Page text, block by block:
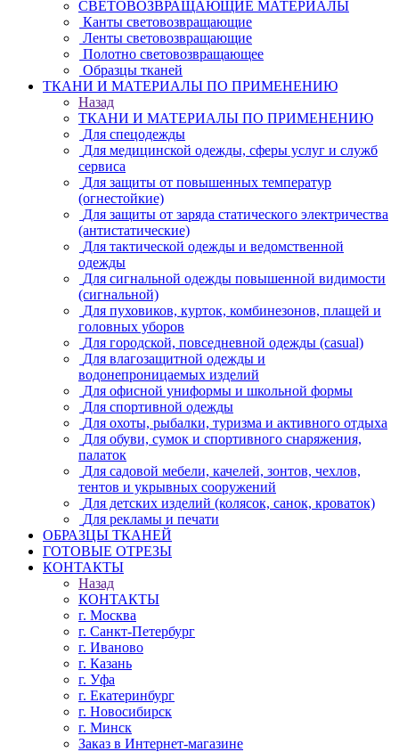
СВЕТОВОЗВРАЩАЮЩИЕ МАТЕРИАЛЫ
Канты световозвращающие
Ленты световозвращающие
Полотно световозвращающее
Образцы тканей
ТКАНИ И МАТЕРИАЛЫ ПО ПРИМЕНЕНИЮ
Назад
ТКАНИ И МАТЕРИАЛЫ ПО ПРИМЕНЕНИЮ
Для спецодежды
Для медицинской одежды, сферы услуг и служб
сервиса
Для защиты от повышенных температур
(огнестойкие)
Для защиты от заряда статического электричества
(антистатические)
Для тактической одежды и ведомственной
одежды
Для сигнальной одежды повышенной видимости
(сигнальной)
Для пуховиков, курток, комбинезонов, плащей и
головных уборов
Для городской, повседневной одежды (casual)
Для влагозащитной одежды и
водонепроницаемых изделий
Для офисной униформы и школьной формы
Для спортивной одежды
Для охоты, рыбалки, туризма и активного отдыха
Для обуви, сумок и спортивного снаряжения,
палаток
Для садовой мебели, качелей, зонтов, чехлов,
тентов и укрывных сооружений
Для детских изделий (колясок, санок, кроваток)
Для рекламы и печати
ОБРАЗЦЫ ТКАНЕЙ
ГОТОВЫЕ ОТРЕЗЫ
КОНТАКТЫ
Назад
КОНТАКТЫ
г. Москва
г. Санкт-Петербург
г. Иваново
г. Казань
г. Уфа
г. Екатеринбург
г. Новосибирск
г. Минск
Заказ в Интернет-магазине